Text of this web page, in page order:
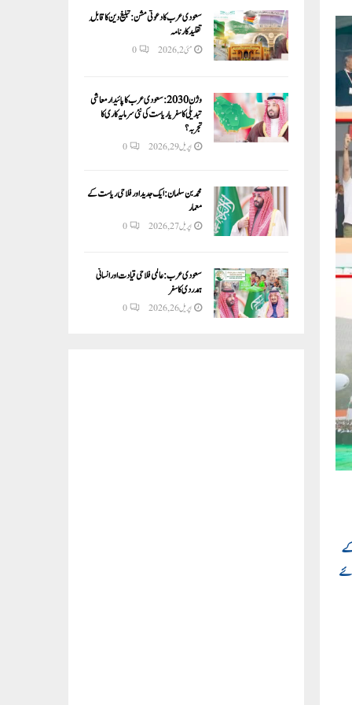
سعودی عرب کا دعوتی مشن: تبلیغ دین کا قابلِ
تقلید کارنامہ
مئی 2, 2026 0
وژن 2030:سعودی عرب کا پائیدار معاشی
تبدیلی کا سفر یا ریاست کی نئی سرمایہ کاری کا
تجربہ؟
اپریل 29, 2026 0
محمد بن سلمان: ایک جدید اور فلاحی ریاست کے
معمار
اپریل 27, 2026 0
سعودی عرب: عالمی فلاحی قیادت اور انسانی
ہمدردی کا سفر
اپریل 26, 2026 0